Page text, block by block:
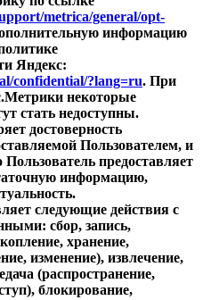
metrica/general/opt-
информацию
Яндекс:
confidential/?lang=ru. При
некоторые
стать недоступны.
достоверность
Пользователем, и
Пользователь предоставляет
информацию,
следующие действия с
сбор, запись,
хранение,
изменение), извлечение,
(распространение,
блокирование,